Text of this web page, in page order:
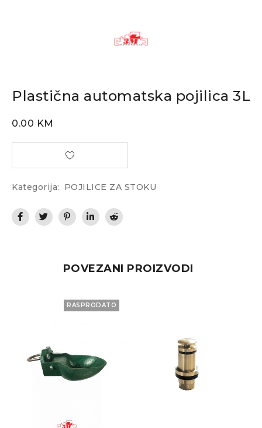
Plastična automatska pojilica 3L
0.00 KM
Kategorija: POJILICE ZA STOKU
POVEZANI PROIZVODI
RASPRODATO